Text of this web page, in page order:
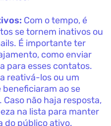
Com o tempo, é
se tornem inativos ou
É importante ter
como enviar
para esses contatos.
reativá-los ou um
beneficiaram ao se
não haja resposta,
na lista para manter
do público ativo.